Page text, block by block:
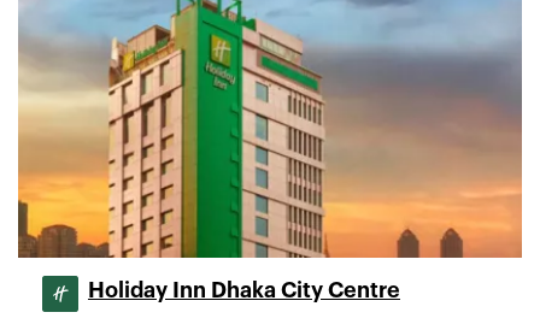
Holiday Inn Dhaka City Centre